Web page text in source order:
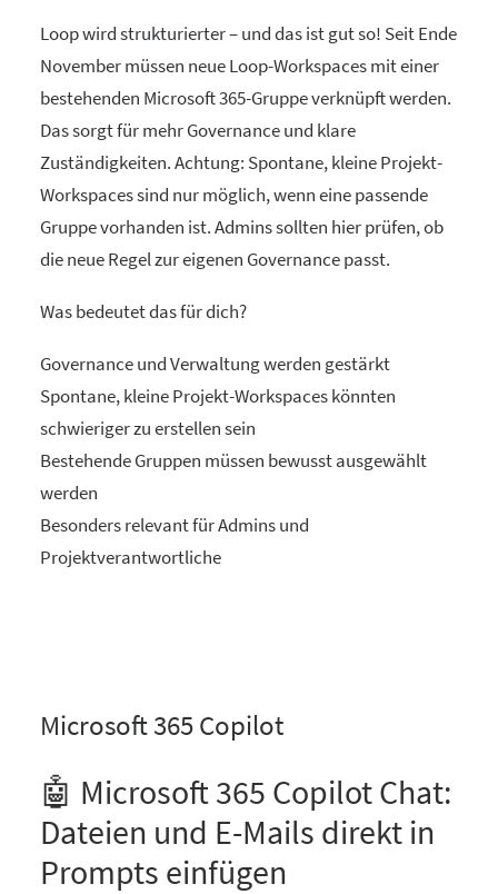
Loop wird strukturierter – und das ist gut so! Seit Ende
November müssen neue Loop-Workspaces mit einer
bestehenden Microsoft 365-Gruppe verknüpft werden.
Das sorgt für mehr Governance und klare
Zuständigkeiten. Achtung: Spontane, kleine Projekt-
Workspaces sind nur möglich, wenn eine passende
Gruppe vorhanden ist. Admins sollten hier prüfen, ob
die neue Regel zur eigenen Governance passt.
Was bedeutet das für dich?
Governance und Verwaltung werden gestärkt
Spontane, kleine Projekt-Workspaces könnten
schwieriger zu erstellen sein
Bestehende Gruppen müssen bewusst ausgewählt
werden
Besonders relevant für Admins und
Projektverantwortliche
Microsoft 365 Copilot
🤖 Microsoft 365 Copilot Chat:
Dateien und E-Mails direkt in
Prompts einfügen